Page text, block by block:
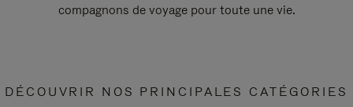
compagnons de voyage pour toute une vie.
DÉCOUVRIR NOS PRINCIPALES CATÉGORIES